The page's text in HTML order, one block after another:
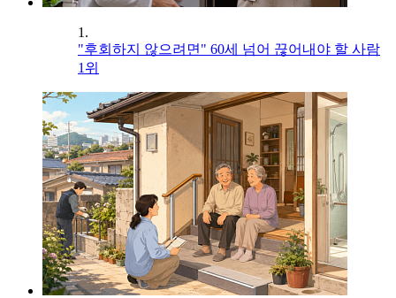
1.
"후회하지 않으려면" 60세 넘어 끊어내야 할 사람
1위